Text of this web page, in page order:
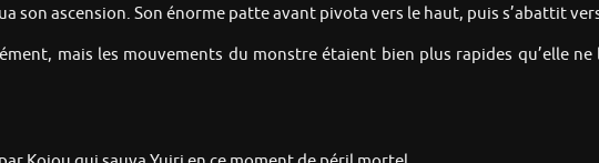
son ascension. Son énorme patte avant pivota vers le haut, puis s’abattit
mais les mouvements du monstre étaient bien plus rapides qu’elle